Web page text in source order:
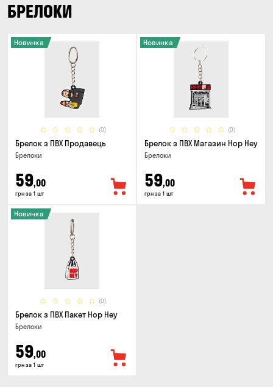
БРЕЛОКИ
(0)
Новинка
Брелок з ПВХ Продавець
Брелоки
59,00
грн за 1 шт
(0)
Новинка
Брелок з ПВХ Магазин Hop Hey
Брелоки
59,00
грн за 1 шт
(0)
Новинка
Брелок з ПВХ Пакет Hop Hey
Брелоки
59,00
грн за 1 шт